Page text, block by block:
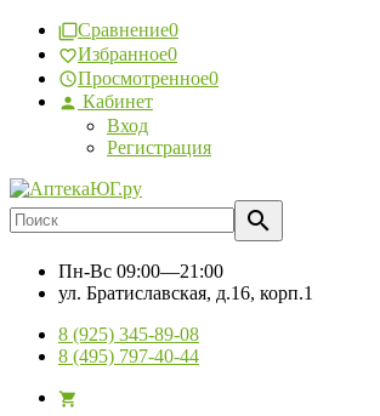
Сравнение0
Избранное0
Просмотренное0
Кабинет
Вход
Регистрация
Пн-Вс 09:00—21:00
ул. Братиславская, д.16, корп.1
8 (925) 345-89-08
8 (495) 797-40-44